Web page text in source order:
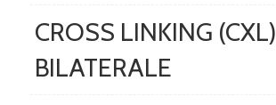
CROSS LINKING (CXL)
BILATERALE